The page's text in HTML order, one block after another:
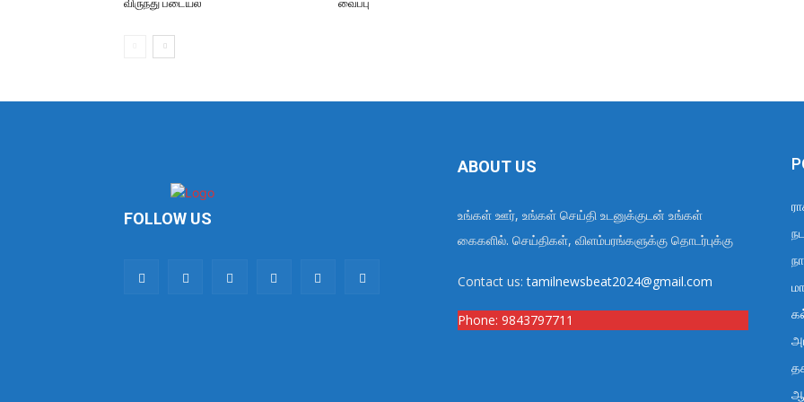
விருந்து படையல் வைப்பு
FOLLOW US
ABOUT US
உங்கள் ஊர், உங்கள் செய்தி உடனுக்குடன் உங்கள்
கைகளில். செய்திகள், விளம்பரங்களுக்கு தொடர்புக்கு
Contact us:tamilnewsbeat2024@gmail.com
Phone: 9843797711